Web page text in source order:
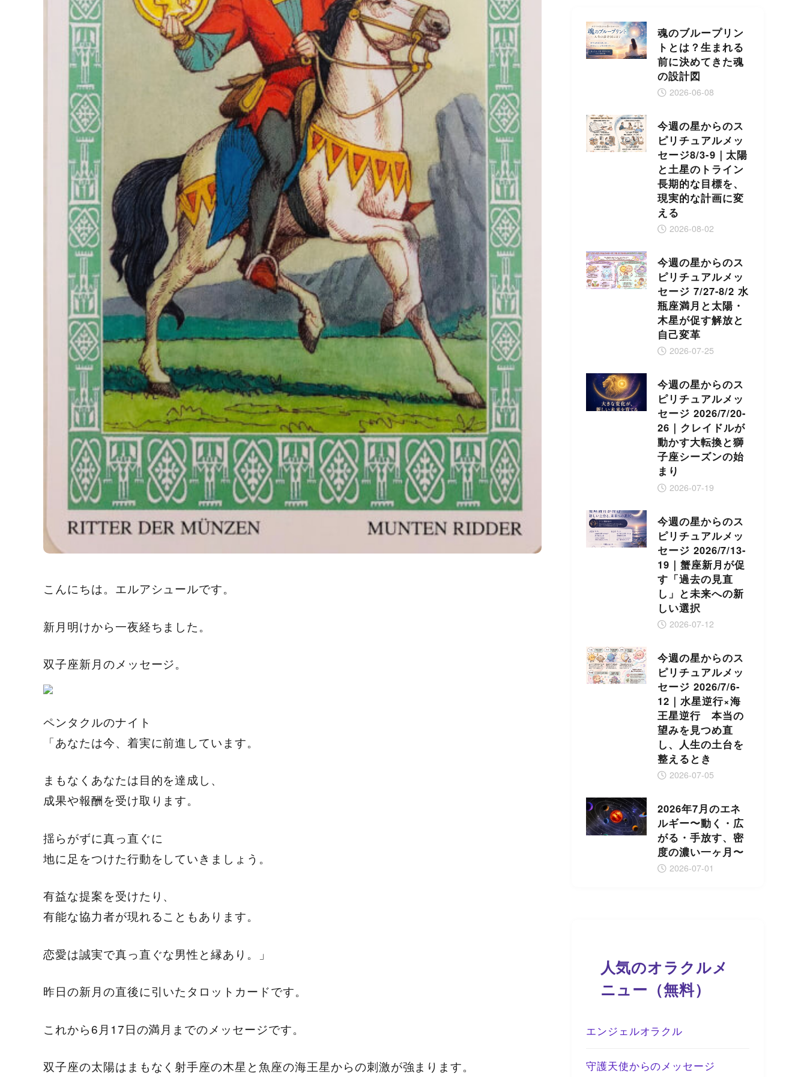
こんにちは。エルアシュールです。
新月明けから一夜経ちました。
双子座新月のメッセージ。
ペンタクルのナイト
「あなたは今、着実に前進しています。
まもなくあなたは目的を達成し、
成果や報酬を受け取ります。
揺らがずに真っ直ぐに
地に足をつけた行動をしていきましょう。
有益な提案を受けたり、
有能な協力者が現れることもあります。
恋愛は誠実で真っ直ぐな男性と縁あり。」
昨日の新月の直後に引いたタロットカードです。
これから6月17日の満月までのメッセージです。
双子座の太陽はまもなく射手座の木星と魚座の海王星からの刺激が強まります。
魂のブループリン
トとは？生まれる
前に決めてきた魂
の設計図
2026-06-08
今週の星からのス
ピリチュアルメッ
セージ8/3-9｜太陽
と土星のトライン
長期的な目標を、
現実的な計画に変
える
2026-08-02
今週の星からのス
ピリチュアルメッ
セージ 7/27-8/2 水
瓶座満月と太陽・
木星が促す解放と
自己変革
2026-07-25
今週の星からのス
ピリチュアルメッ
セージ 2026/7/20-
26｜クレイドルが
動かす大転換と獅
子座シーズンの始
まり
2026-07-19
今週の星からのス
ピリチュアルメッ
セージ 2026/7/13-
19｜蟹座新月が促
す「過去の見直
し」と未来への新
しい選択
2026-07-12
今週の星からのス
ピリチュアルメッ
セージ 2026/7/6-
12｜水星逆行×海
王星逆行 本当の
望みを見つめ直
し、人生の土台を
整えるとき
2026-07-05
2026年7月のエネ
ルギー〜動く・広
がる・手放す、密
度の濃い一ヶ月〜
2026-07-01
人気のオラクルメ
ニュー（無料）
エンジェルオラクル
守護天使からのメッセージ